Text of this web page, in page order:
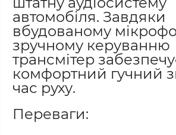
автомобіля. Завдяки
вбудованому
зручному керуванню
трансмітер
комфортний гучний
час руху.
Переваги: